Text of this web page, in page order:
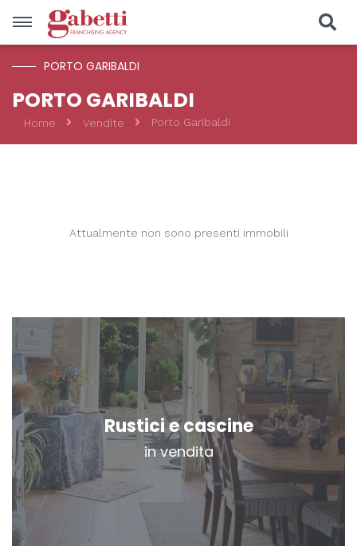
Tipologia
PORTO GARIBALDI
PORTO GARIBALDI
Home Vendite Porto Garibaldi
Attualmente non sono presenti immobili
Rustici e cascine
in vendita